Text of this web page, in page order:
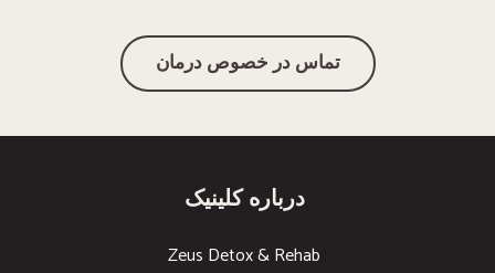
تماس در خصوص درمان
درباره کلینیک
Zeus Detox & Rehab